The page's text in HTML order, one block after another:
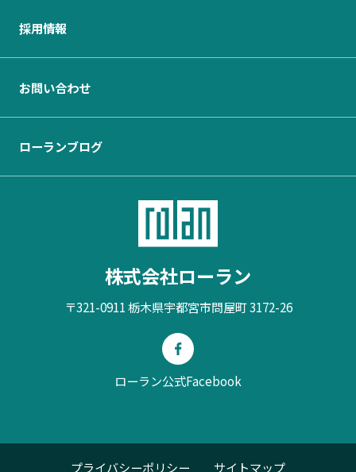
採用情報
お問い合わせ
ローランブログ
株式会社ローラン
〒321-0911 栃木県宇都宮市問屋町 3172-26
ローラン公式Facebook
プライバシーポリシー サイトマップ